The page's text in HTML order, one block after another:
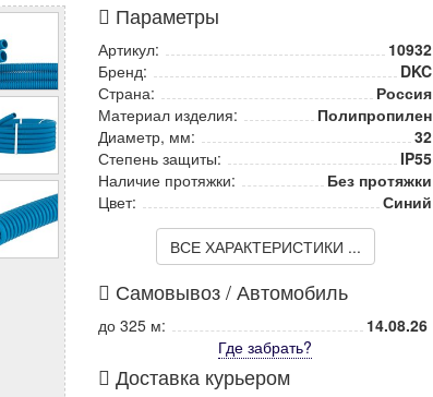
Параметры
Артикул:
10932
Бренд:
DKC
Страна:
Россия
Материал изделия:
Полипропилен
Диаметр, мм:
32
Степень защиты:
IP55
Наличие протяжки:
Без протяжки
Цвет:
Синий
ВСЕ ХАРАКТЕРИСТИКИ ...
Самовывоз / Автомобиль
до 325 м:
14.08.26
Где забрать?
Доставка курьером